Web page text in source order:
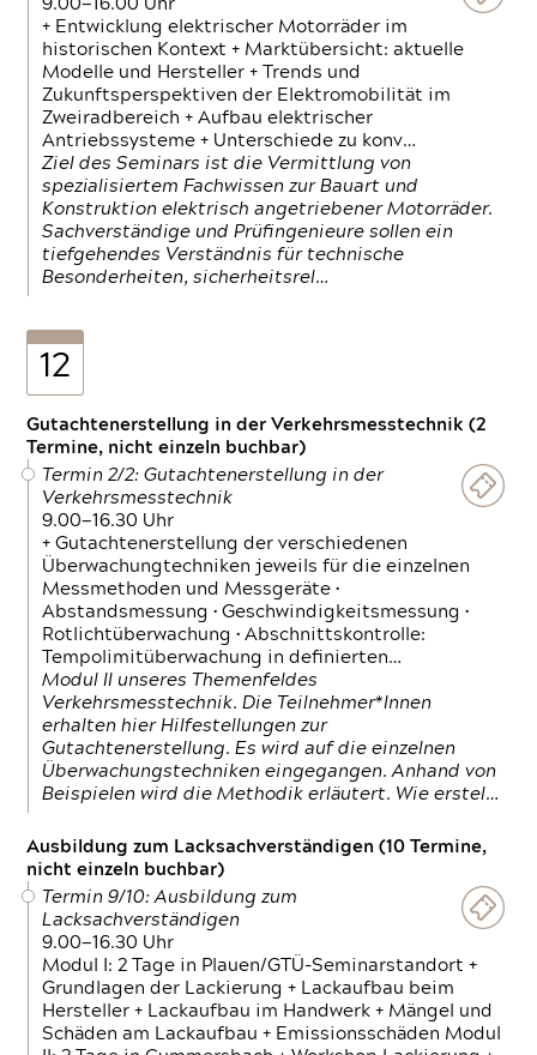
9.00—16.00 Uhr
+ Entwicklung elektrischer Motorräder im
historischen Kontext + Marktübersicht: aktuelle
Modelle und Hersteller + Trends und
Zukunftsperspektiven der Elektromobilität im
Zweiradbereich + Aufbau elektrischer
Antriebssysteme + Unterschiede zu konv…
Ziel des Seminars ist die Vermittlung von
spezialisiertem Fachwissen zur Bauart und
Konstruktion elektrisch angetriebener Motorräder.
Sachverständige und Prüfingenieure sollen ein
tiefgehendes Verständnis für technische
Besonderheiten, sicherheitsrel…
12
Gutachtenerstellung in der Verkehrsmesstechnik (2
Termine, nicht einzeln buchbar)
Termin 2/2: Gutachtenerstellung in der
Verkehrsmesstechnik
9.00—16.30 Uhr
+ Gutachtenerstellung der verschiedenen
Überwachungtechniken jeweils für die einzelnen
Messmethoden und Messgeräte •
Abstandsmessung • Geschwindigkeitsmessung •
Rotlichtüberwachung • Abschnittskontrolle:
Tempolimitüberwachung in definierten…
Modul II unseres Themenfeldes
Verkehrsmesstechnik. Die Teilnehmer*Innen
erhalten hier Hilfestellungen zur
Gutachtenerstellung. Es wird auf die einzelnen
Überwachungstechniken eingegangen. Anhand von
Beispielen wird die Methodik erläutert. Wie erstel…
Ausbildung zum Lacksachverständigen (10 Termine,
nicht einzeln buchbar)
Termin 9/10: Ausbildung zum
Lacksachverständigen
9.00—16.30 Uhr
Modul I: 2 Tage in Plauen/GTÜ-Seminarstandort +
Grundlagen der Lackierung + Lackaufbau beim
Hersteller + Lackaufbau im Handwerk + Mängel und
Schäden am Lackaufbau + Emissionsschäden Modul